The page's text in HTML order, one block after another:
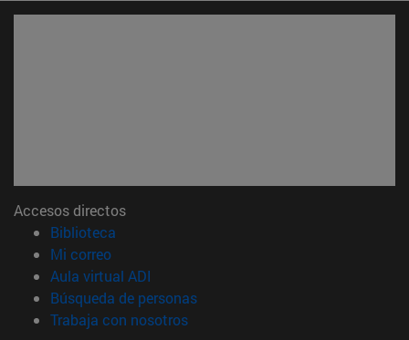
Accesos directos
Biblioteca
Mi correo(abre en nueva ventana)
Aula virtual ADI
Búsqueda de personas(abre en nueva ventana)
Trabaja con nosotros(abre en nueva ventana)